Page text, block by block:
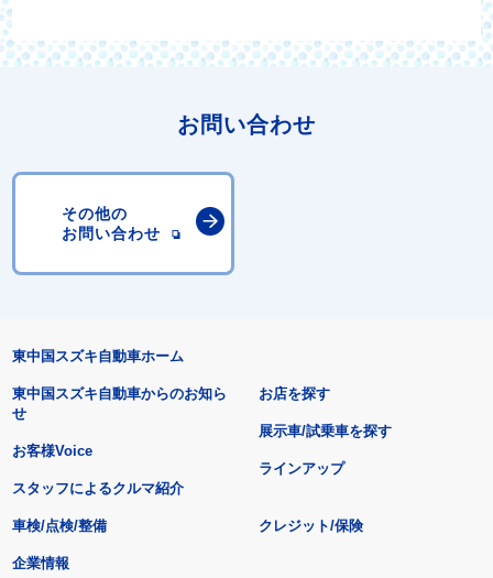
お問い合わせ
その他の
お問い合わせ
東中国スズキ自動車ホーム
東中国スズキ自動車からのお知ら
せ
お客様Voice
スタッフによるクルマ紹介
お店を探す
展示車/試乗車を探す
ラインアップ
車検/点検/整備 クレジット/保険
企業情報